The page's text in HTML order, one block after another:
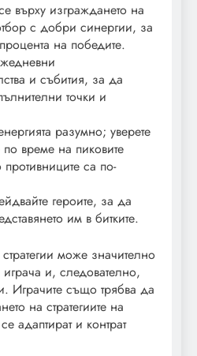
върху изграждането на
с добри синергии, за
на победите.
и събития, за да
точки и
разумно; уверете
по време на пиковите
противниците са по-
героите, за да
им в битките.
може значително
и, следователно,
Играчите също трябва да
на стратегиите на
адаптират и контрат